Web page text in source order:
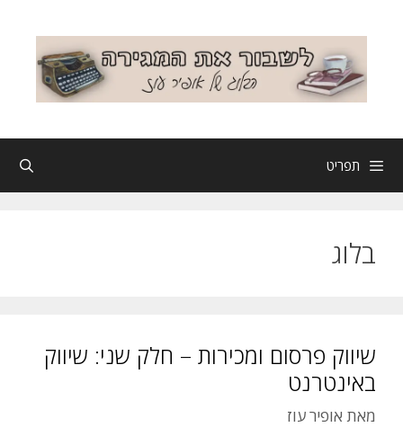
תפריט
בלוג
שיווק פרסום ומכירות – חלק שני: שיווק
באינטרנט
מאת אופיר עוז